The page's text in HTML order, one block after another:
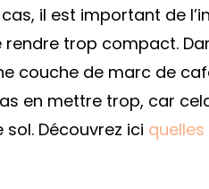
il est important de
rendre trop compact.
couche de marc de
en mettre trop, car
Découvrez ici